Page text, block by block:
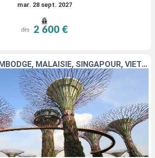
mar. 28 sept. 2027
dès 2 600 €
THAÏLANDE, CAMBODGE, MALAISIE, SINGAPOUR, VIETNAM, CHINE, TAÏWAN, JAPON